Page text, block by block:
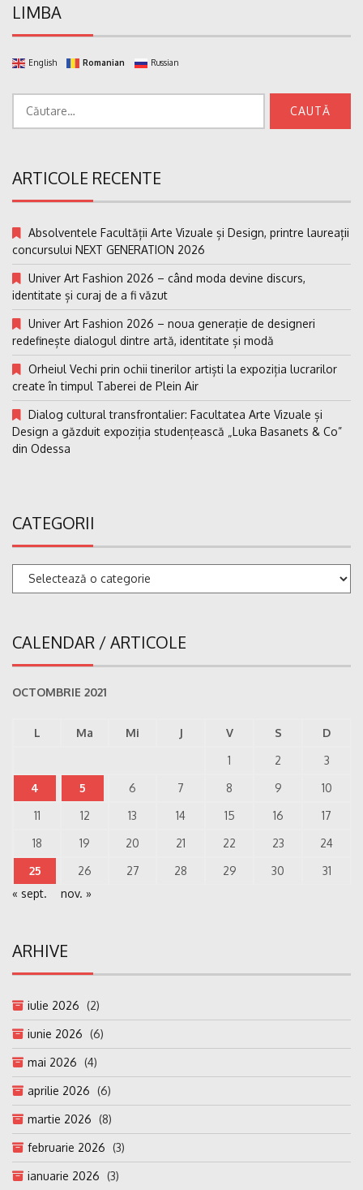
LIMBA
English Romanian Russian
după:
ARTICOLE RECENTE
Absolventele Facultății Arte Vizuale și Design, printre laureații
concursului NEXT GENERATION 2026
Univer Art Fashion 2026 – când moda devine discurs,
identitate și curaj de a fi văzut
Univer Art Fashion 2026 – noua generație de designeri
redefinește dialogul dintre artă, identitate și modă
Orheiul Vechi prin ochii tinerilor artiști la expoziția lucrarilor
create în timpul Taberei de Plein Air
Dialog cultural transfrontalier: Facultatea Arte Vizuale și
Design a găzduit expoziția studențească „Luka Basanets & Co”
din Odessa
CATEGORII
Categorii
CALENDAR / ARTICOLE
OCTOMBRIE 2021
L Ma Mi J V S
D
1
2
3
4
5 6 7 8 9
10
11
12 13 14 15 16
17
18
19 20 21 22 23
24
25
26 27 28 29 30
31
« sept.
nov. »
ARHIVE
iulie 2026 (2)
iunie 2026 (6)
mai 2026 (4)
aprilie 2026 (6)
martie 2026 (8)
februarie 2026 (3)
ianuarie 2026 (3)